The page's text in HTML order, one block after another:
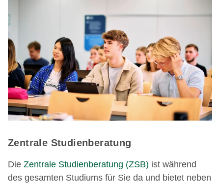
Zentrale Studienberatung
Die Zentrale Studienberatung (ZSB) ist während
des gesamten Studiums für Sie da und bietet neben